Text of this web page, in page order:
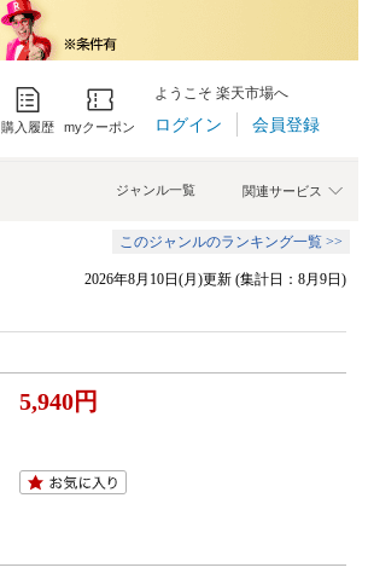
購入履歴 myクーポン
ようこそ 楽天市場へ
ログイン 会員登録
関連サービス
ジャンル一覧
このジャンルのランキング一覧 >>
2026年8月10日(月)更新 (集計日：8月9日)
5,940円